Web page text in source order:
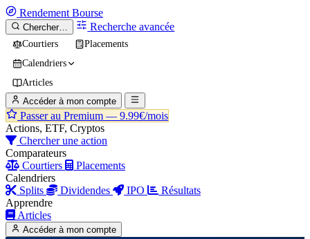
Rendement Bourse
Chercher… Recherche avancée
Courtiers
Placements
Calendriers
Articles
Accéder à mon compte
Passer au Premium — 9.99€/mois
Actions, ETF, Cryptos
Chercher une action
Comparateurs
Courtiers
Placements
Calendriers
Splits
Dividendes IPO
Résultats
Apprendre
Articles
Accéder à mon compte